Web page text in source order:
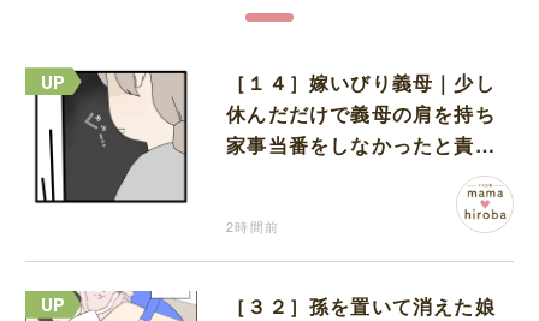
［１４］嫁いびり義母｜少し
休んだだけで義母の肩を持ち
家事当番をしなかったと責め
2時間前
［３２］孫を置いて消えた娘